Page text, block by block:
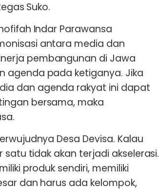
Suko.
Indar Parawansa
antara media dan
pembangunan di Jawa
agenda pada ketiganya. Jika
dan agenda rakyat ini dapat
bersama, maka
Desa Devisa. Kalau
tidak akan terjadi akselerasi.
produk sendiri, memiliki
dan harus ada kelompok,